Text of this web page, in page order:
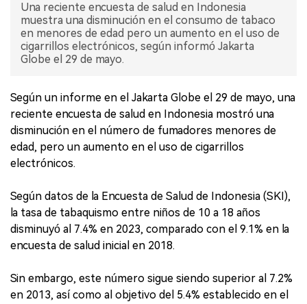
Una reciente encuesta de salud en Indonesia
muestra una disminución en el consumo de tabaco
en menores de edad pero un aumento en el uso de
cigarrillos electrónicos, según informó Jakarta
Globe el 29 de mayo.
Según un informe en el Jakarta Globe el 29 de mayo, una
reciente encuesta de salud en Indonesia mostró una
disminución en el número de fumadores menores de
edad, pero un aumento en el uso de cigarrillos
electrónicos.
Según datos de la Encuesta de Salud de Indonesia (SKI),
la tasa de tabaquismo entre niños de 10 a 18 años
disminuyó al 7.4% en 2023, comparado con el 9.1% en la
encuesta de salud inicial en 2018.
Sin embargo, este número sigue siendo superior al 7.2%
en 2013, así como al objetivo del 5.4% establecido en el